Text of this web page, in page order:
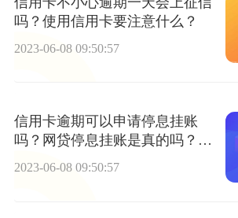
吗？使用信用卡要注意什么？
2023-06-08 09:50:57
信用卡逾期可以申请停息挂账
吗？网贷停息挂账是真的吗？_
世界快播
2023-06-08 09:50:57